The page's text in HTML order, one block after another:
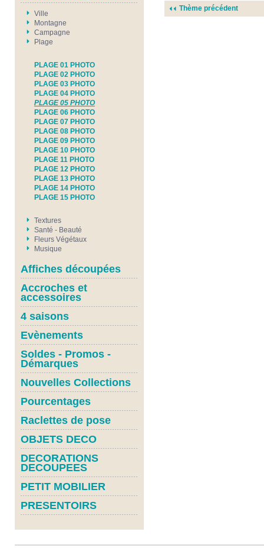
Ville
Montagne
Campagne
Plage
PLAGE 01 PHOTO
PLAGE 02 PHOTO
PLAGE 03 PHOTO
PLAGE 04 PHOTO
PLAGE 05 PHOTO
PLAGE 06 PHOTO
PLAGE 07 PHOTO
PLAGE 08 PHOTO
PLAGE 09 PHOTO
PLAGE 10 PHOTO
PLAGE 11 PHOTO
PLAGE 12 PHOTO
PLAGE 13 PHOTO
PLAGE 14 PHOTO
PLAGE 15 PHOTO
Textures
Santé - Beauté
Fleurs Végétaux
Musique
Affiches découpées
Accroches et
accessoires
4 saisons
Evènements
Soldes - Promos -
Démarques
Nouvelles Collections
Pourcentages
Raclettes de pose
OBJETS DECO
DECORATIONS
DECOUPEES
PETIT MOBILIER
PRESENTOIRS
Thème précédent